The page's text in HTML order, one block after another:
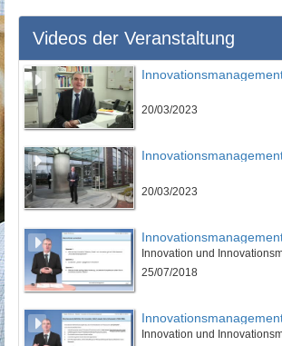
Videos der Veranstaltung
20/03/2023
20/03/2023
Innovation und
25/07/2018
Innovation und